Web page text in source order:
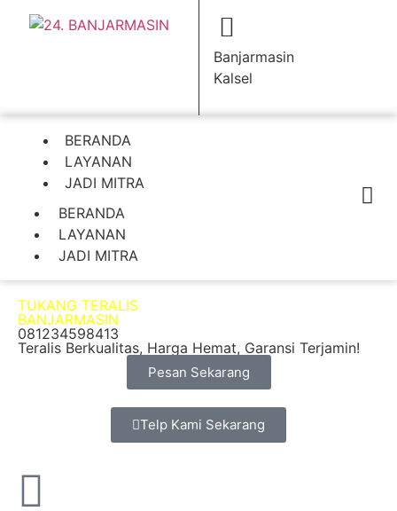
Banjarmasin
Kalsel
BERANDA
LAYANAN
JADI MITRA
BERANDA
LAYANAN
JADI MITRA
TUKANG TERALIS
BANJARMASIN
081234598413
Teralis Berkualitas, Harga Hemat, Garansi Terjamin!
Pesan Sekarang
Telp Kami Sekarang